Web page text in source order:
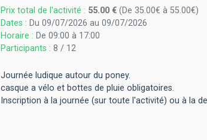
Prix total de l'activité : 55.00 € (De 35.00€ à 55.00€)
Dates : Du 09/07/2026 au 09/07/2026
Horaire : De 09:00 à 17:00
Participants : 8 / 12
Journée ludique autour du poney.
casque a vélo et bottes de pluie obligatoires.
Inscription à la journée (sur toute l'activité) ou à la